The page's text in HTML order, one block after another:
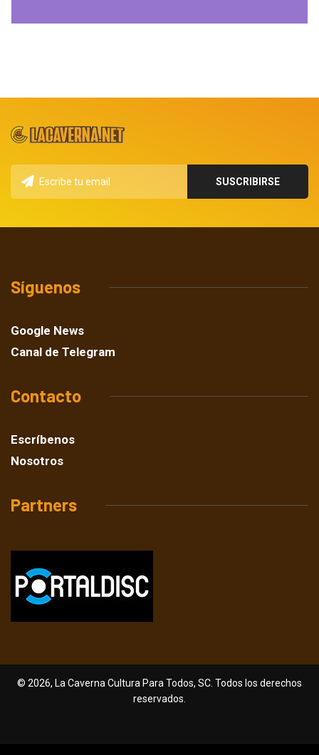
Síguenos
Google News
Canal de Telegram
Contacto
Escríbenos
Nosotros
Partners
© 2026, La Caverna Cultura Para Todos, SC. Todos los derechos
reservados.